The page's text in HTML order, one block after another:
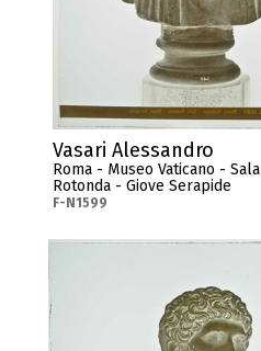
Vasari Alessandro
Roma - Museo Vaticano - Sala
Rotonda - Giove Serapide
F-N1599